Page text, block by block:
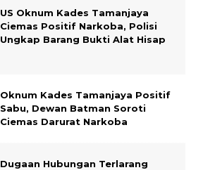
US Oknum Kades Tamanjaya
Ciemas Positif Narkoba, Polisi
Ungkap Barang Bukti Alat Hisap
Oknum Kades Tamanjaya Positif
Sabu, Dewan Batman Soroti
Ciemas Darurat Narkoba
Dugaan Hubungan Terlarang